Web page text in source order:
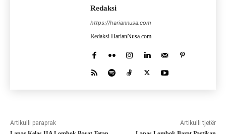
Redaksi
https://hariannusa.com
Redaksi HarianNusa.com
Artikulli paraprak
Artikulli tjetër